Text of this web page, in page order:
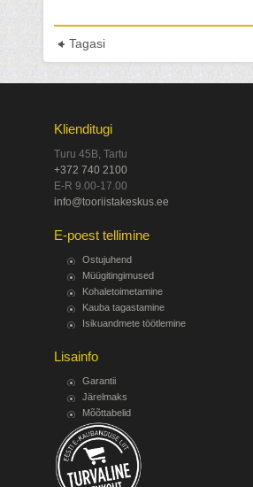
Tagasi
Klienditugi
Turu 45B, Tartu
+372 740 2100
E-R 9.00-17.00
info@tooriistakeskus.ee
E-poest tellimine
Ostujuhend
Müügitingimused
Kohaletoimetamine
Kauba tagastamine
Isikuandmete töötlemine
Lisainfo
Garantii
Järelmaks
Mõõttabelid